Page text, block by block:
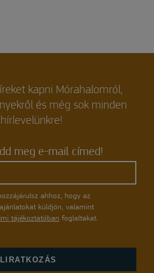
kapni Mórahalomról,
és még sok minden
meg e-mail címed!
ahhoz, hogy az
küldjön, valamint
tájékoztatóban foglaltakat.